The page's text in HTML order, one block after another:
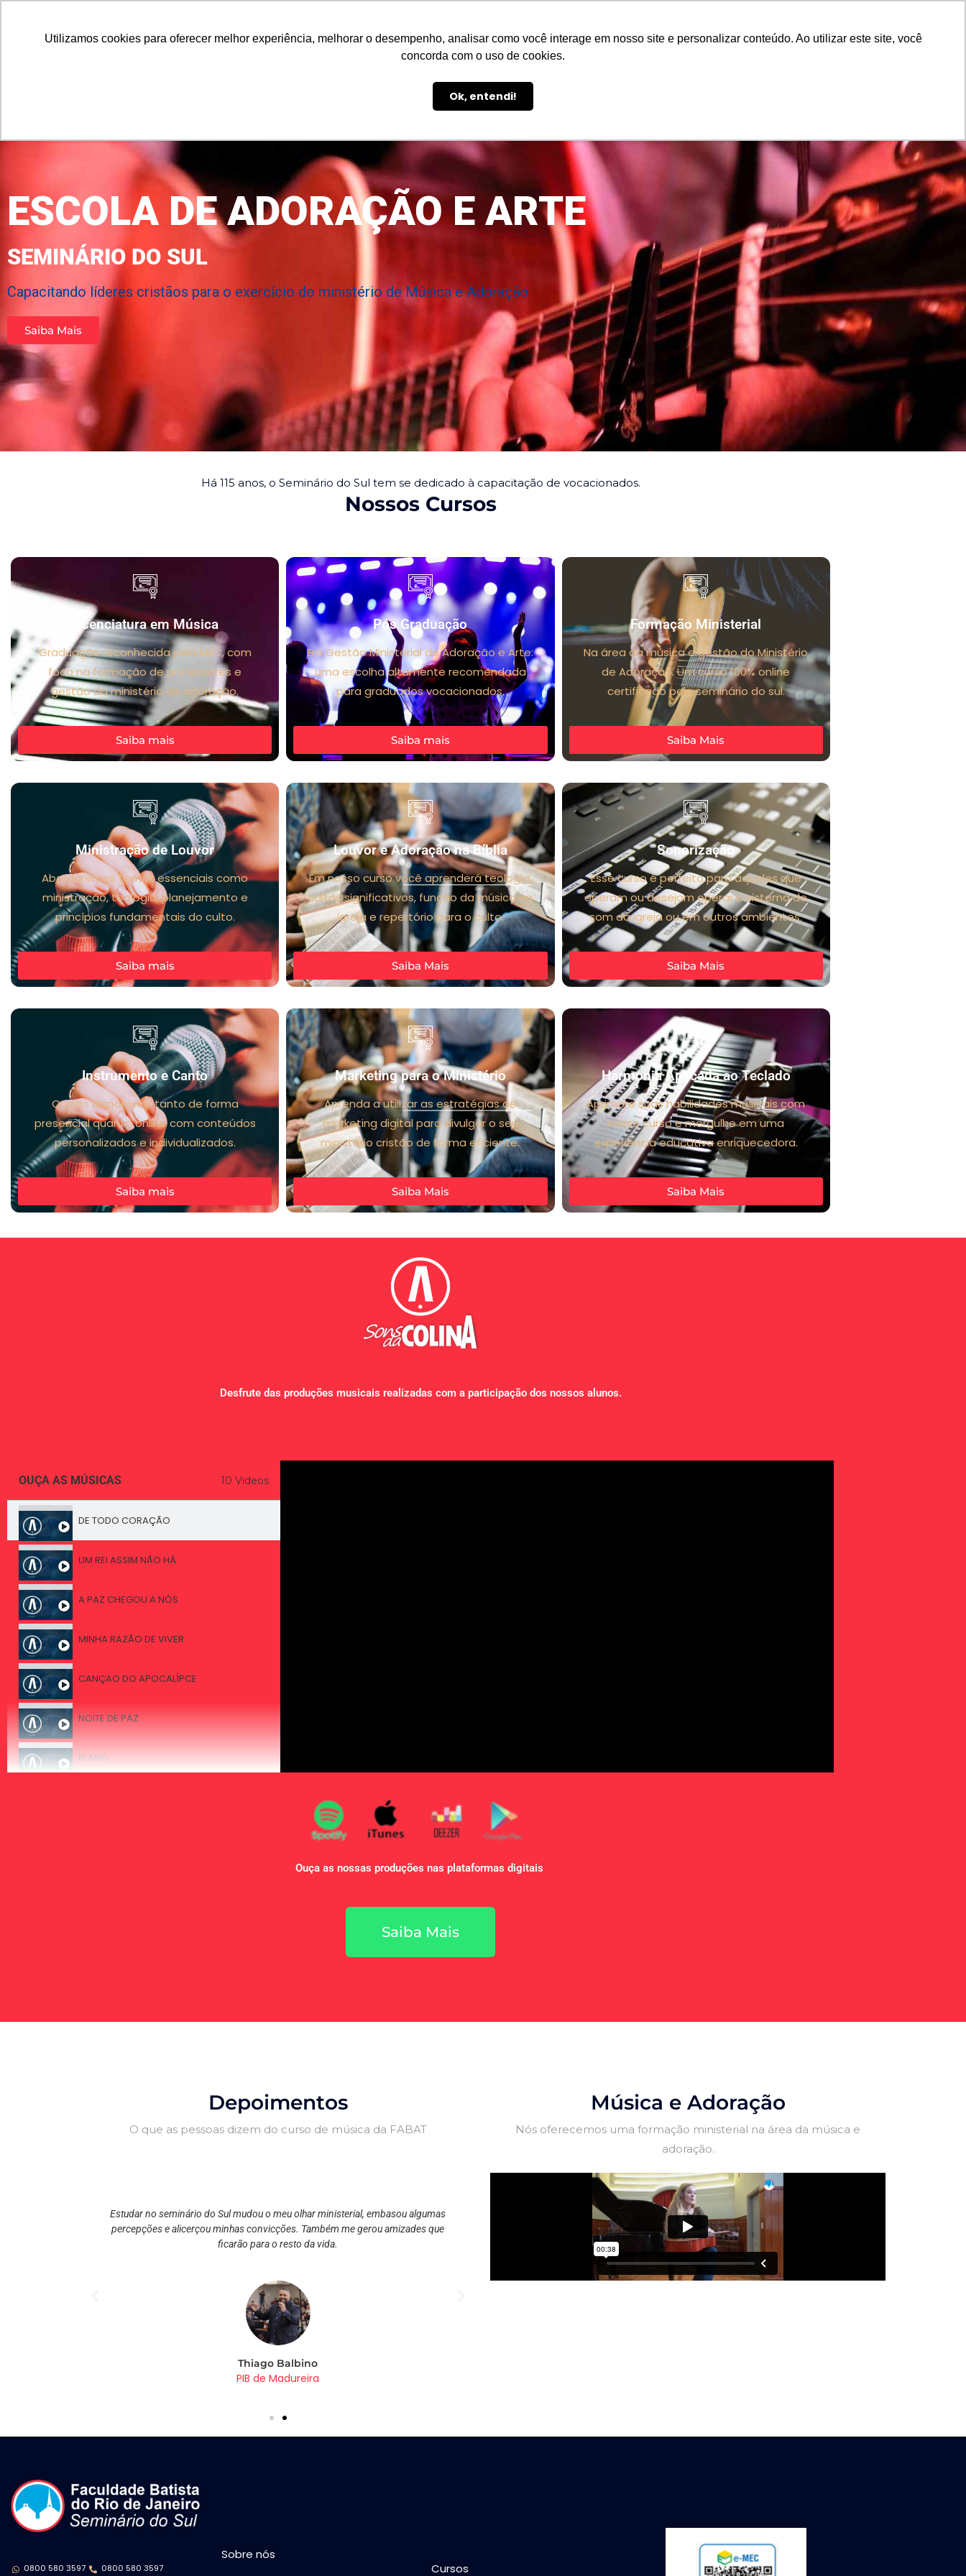
Utilizamos cookies para oferecer melhor experiência, melhorar o desempenho, analisar como você interage em nosso site e personalizar conteúdo. Ao utilizar este site, você
concorda com o uso de cookies.
Ok, entendi!
INSTITUCIONAL
ESCOLA DE ADORAÇÃO E ARTE
SEMINÁRIO DO SUL
Capacitando líderes cristãos para o exercício do ministério de Música e Adoração
Saiba Mais
Há 115 anos, o Seminário do Sul tem se dedicado à capacitação de vocacionados.
Nossos Cursos
Licenciatura em Música
Graduação reconhecida pelo MEC, com
foco na formação de professores e
gestão do ministério de adoração.
Saiba mais
Pós Graduação
Em Gestão Ministerial de Adoração e Arte:
uma escolha altamente recomendada
para graduados vocacionados.
Saiba mais
Formação Ministerial
Na área da música e gestão do Ministério
de Adoração. Um curso 100% online
certificado pelo seminário do sul.
Saiba Mais
Ministração de Louvor
Abordaremos temas essenciais como
ministração, teologia, planejamento e
princípios fundamentais do culto.
Saiba mais
Louvor e Adoração na Bíblia
Em nosso curso você aprenderá teologia,
cultos significativos, função da música na
igreja e repertório para o culto.
Saiba Mais
Sonorização
Esse curso é perfeito para aqueles que
operam ou desejam operar o sistema de
som da igreja ou em outros ambientes.
Saiba Mais
Instrumento e Canto
Cursos disponíveis tanto de forma
presencial quanto online com conteúdos
personalizados e individualizados.
Saiba mais
Marketing para o Ministério
Aprenda a utilizar as estratégias de
marketing digital para divulgar o seu
ministério cristão de forma eficiente.
Saiba Mais
Harmonia Aplicada ao Teclado
Aprimore suas habilidades musicais com
nosso curso e mergulhe em uma
experiência educativa enriquecedora.
Saiba Mais
Desfrute das produções musicais realizadas com a participação dos nossos alunos.
OUÇA AS MÚSICAS 10 Videos
DE TODO CORAÇÃO
UM REI ASSIM NÃO HÁ
A PAZ CHEGOU A NÓS
MINHA RAZÃO DE VIVER
CANÇAO DO APOCALÍPCE
NOITE DE PAZ
PLANO
Ouça as nossas produções nas plataformas digitais
Saiba Mais
Depoimentos
O que as pessoas dizem do curso de música da FABAT
Estudar no seminário do Sul mudou o meu olhar ministerial, embasou algumas
percepções e alicerçou minhas convicções. Também me gerou amizades que
ficarão para o resto da vida.
Thiago Balbino
PIB de Madureira
Uma casa de vocacionados, sempre disponível para dar desenvolvimento seus
alunos. Eu sou grato a Deus por fazer parte desta instituição, ser um formado
por essa casa de vocacionados. Eu sou Seminário do Sul!
Música e Adoração
Nós oferecemos uma formação ministerial na área da música e
adoração.
0800 580 3597 0800 580 3597
Sobre nós
Cursos